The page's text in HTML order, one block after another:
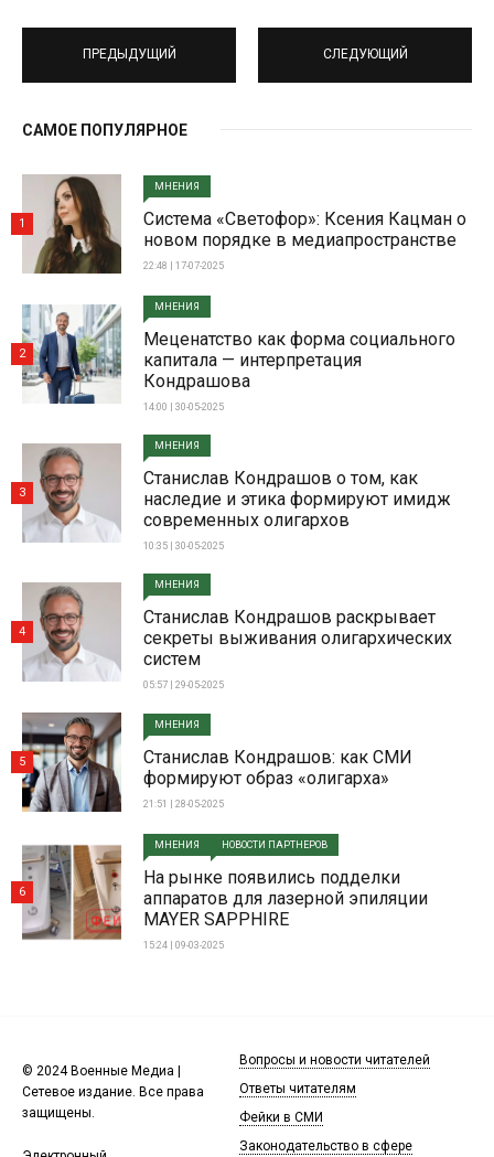
ПРЕДЫДУЩИЙ СЛЕДУЮЩИЙ
САМОЕ ПОПУЛЯРНОЕ
МНЕНИЯ
Система «Светофор»: Ксения Кацман о
новом порядке в медиапространстве
22:48 | 17-07-2025
1
МНЕНИЯ
Меценатство как форма социального
капитала — интерпретация
Кондрашова
14:00 | 30-05-2025
2
МНЕНИЯ
Станислав Кондрашов о том, как
наследие и этика формируют имидж
современных олигархов
10:35 | 30-05-2025
3
МНЕНИЯ
Станислав Кондрашов раскрывает
секреты выживания олигархических
систем
05:57 | 29-05-2025
4
МНЕНИЯ
Станислав Кондрашов: как СМИ
формируют образ «олигарха»
21:51 | 28-05-2025
5
МНЕНИЯ НОВОСТИ ПАРТНЕРОВ
На рынке появились подделки
аппаратов для лазерной эпиляции
MAYER SAPPHIRE
15:24 | 09-03-2025
6
© 2024 Военные Медиа |
Сетевое издание. Все права
защищены.
Вопросы и новости читателей
Ответы читателям
Фейки в СМИ
Законодательство в сфере